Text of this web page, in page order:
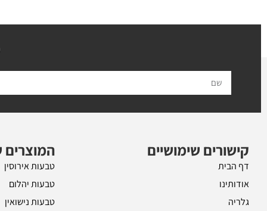
קישורים שימושיים
דף הבית
אודותינו
גלריה
המוצרים
טבעות אירוסין
טבעות יהלום
טבעות נישואין